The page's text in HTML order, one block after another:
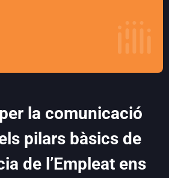
la comunicació
pilars bàsics de
de l’Empleat ens